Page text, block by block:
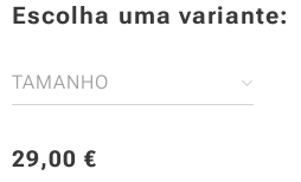
Escolha uma variante:
TAMANHO
29,00 €